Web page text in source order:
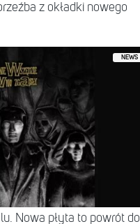
z okładki nowego
NEWS
Nowa płyta to powrót do